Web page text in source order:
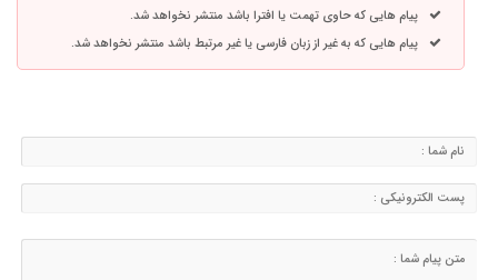
پیام هایی که حاوی تهمت یا افترا باشد منتشر نخواهد شد.
پیام هایی که به غیر از زبان فارسی یا غیر مرتبط باشد منتشر نخواهد شد.